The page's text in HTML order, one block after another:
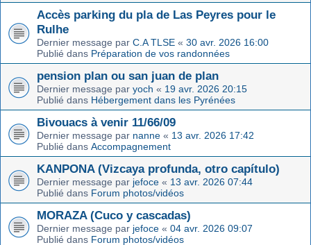
Accès parking du pla de Las Peyres pour le
Rulhe
Dernier message par C.A TLSE « 30 avr. 2026 16:00
Publié dans Préparation de vos randonnées
pension plan ou san juan de plan
Dernier message par yoch « 19 avr. 2026 20:15
Publié dans Hébergement dans les Pyrénées
Bivouacs à venir 11/66/09
Dernier message par nanne « 13 avr. 2026 17:42
Publié dans Accompagnement
KANPONA (Vizcaya profunda, otro capítulo)
Dernier message par jefoce « 13 avr. 2026 07:44
Publié dans Forum photos/vidéos
MORAZA (Cuco y cascadas)
Dernier message par jefoce « 04 avr. 2026 09:07
Publié dans Forum photos/vidéos